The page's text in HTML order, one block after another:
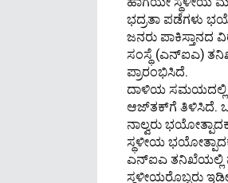
ಭದ್ರತಾ ಪಡೆಗಳು
ಜನರು ಪಾಕಿಸ್ತಾನದ
ಸಂಸ್ಥೆ (ಎನ್‌ಐಎ)
ಪ್ರಾರಂಭಿಸಿದೆ.
ದಾಳಿಯ ಸಮಯದಲ್ಲಿ
ಆಜ್​ತಕ್​ಗೆ ತಿಳಿಸಿದೆ.
ನಾಲ್ವರು
ಸ್ಥಳೀಯ
ಎನ್ಐಎ ತನಿಖೆಯಲ್ಲಿ
ಸ್ಥಳೀಯರೊಬ್ಬರು